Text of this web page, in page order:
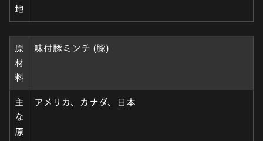
地
原
材
料
味付豚ミンチ (豚)
主
な
原
アメリカ、カナダ、日本